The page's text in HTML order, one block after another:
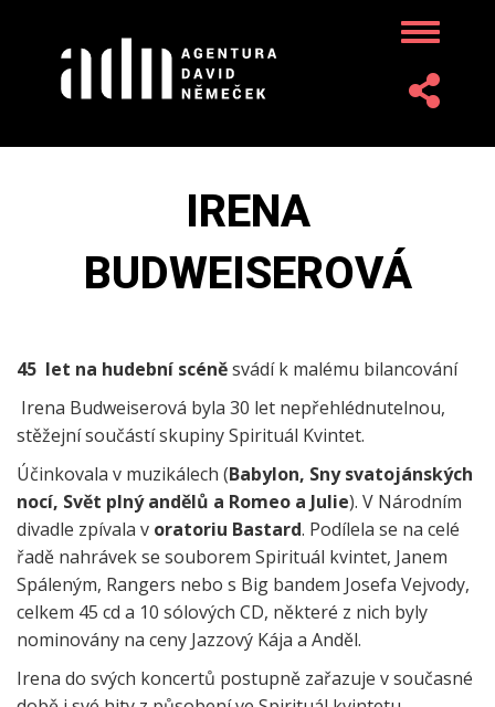
hlavnímu
obsahu
Toggle
IRENA
BUDWEISEROVÁ
45 let na hudební scéněsvádí k malému bilancování
Irena Budweiserová byla 30 let nepřehlédnutelnou,
stěžejní součástí skupiny Spirituál Kvintet.
Účinkovala v muzikálech (Babylon, Sny svatojánských
nocí, Svět plný andělů a Romeo a Julie). V Národním
divadle zpívala v oratoriu Bastard. Podílela se na celé
řadě nahrávek se souborem Spirituál kvintet, Janem
Spáleným, Rangers nebo s Big bandem Josefa Vejvody,
celkem 45 cd a 10 sólových CD, některé z nich byly
nominovány na ceny Jazzový Kája a Anděl.
Irena do svých koncertů postupně zařazuje v současné